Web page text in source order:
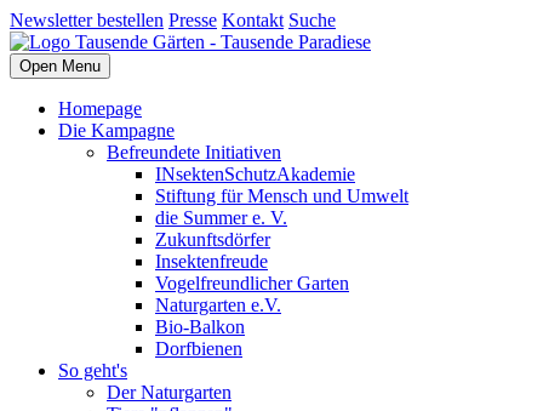
Newsletter bestellen Presse Kontakt Suche
Open Menu
Homepage
Die Kampagne
Befreundete Initiativen
INsektenSchutzAkademie
Stiftung für Mensch und Umwelt
die Summer e. V.
Zukunftsdörfer
Insektenfreude
Vogelfreundlicher Garten
Naturgarten e.V.
Bio-Balkon
Dorfbienen
So geht's
Der Naturgarten